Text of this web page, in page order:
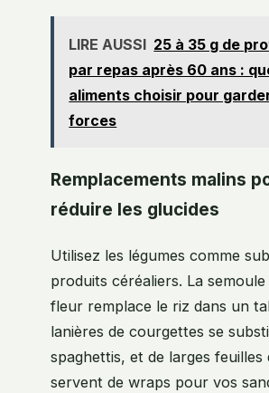
LIRE AUSSI 25 à 35 g de
par repas après 60 ans :
aliments choisir pour
forces
Remplacements malins
réduire les glucides
Utilisez les légumes comme
produits céréaliers. La
fleur remplace le riz dans un
lanières de courgettes se
spaghettis, et de larges feuilles
servent de wraps pour vos